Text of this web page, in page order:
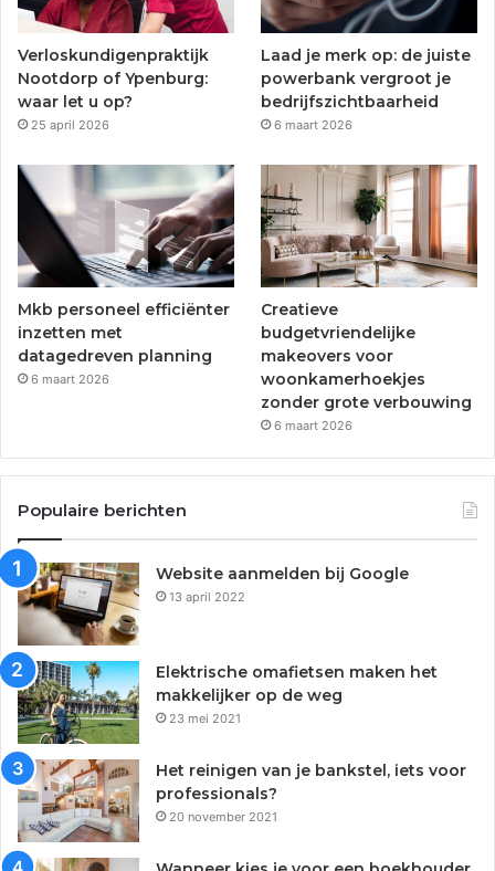
o
k
r
e
r
a
m
Verloskundigenpraktijk
Nootdorp of Ypenburg:
waar let u op?
25 april 2026
Laad je merk op: de juiste
powerbank vergroot je
bedrijfszichtbaarheid
6 maart 2026
Mkb personeel efficiënter
inzetten met
datagedreven planning
6 maart 2026
Creatieve
budgetvriendelijke
makeovers voor
woonkamerhoekjes
zonder grote verbouwing
6 maart 2026
Populaire berichten
Website aanmelden bij Google
13 april 2022
Elektrische omafietsen maken het
makkelijker op de weg
23 mei 2021
Het reinigen van je bankstel, iets voor
professionals?
20 november 2021